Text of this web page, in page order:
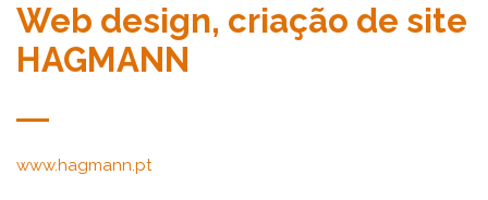
Web design, criação de site
HAGMANN
www.hagmann.pt